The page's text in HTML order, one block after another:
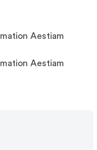
Aestiam
Aestiam